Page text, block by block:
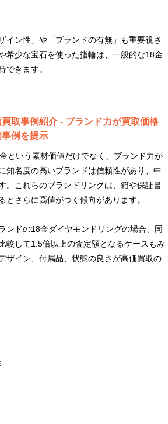
イン性」や「ブランドの有無」も重要視さ
希少な宝石を使った指輪は、一般的な18金
できます。
取事例紹介 - ブランド力が買取価格
例を提示
という素材価値だけでなく、ブランド力が
知名度の高いブランドは信頼性があり、中
。これらのブランドリングは、箱や保証書
とさらに高値がつく傾向があります。
ンドの18金ダイヤモンドリングの場合、同
較して1.5倍以上の査定額となるケースもみ
ザイン、付属品、状態の良さが高価買取の